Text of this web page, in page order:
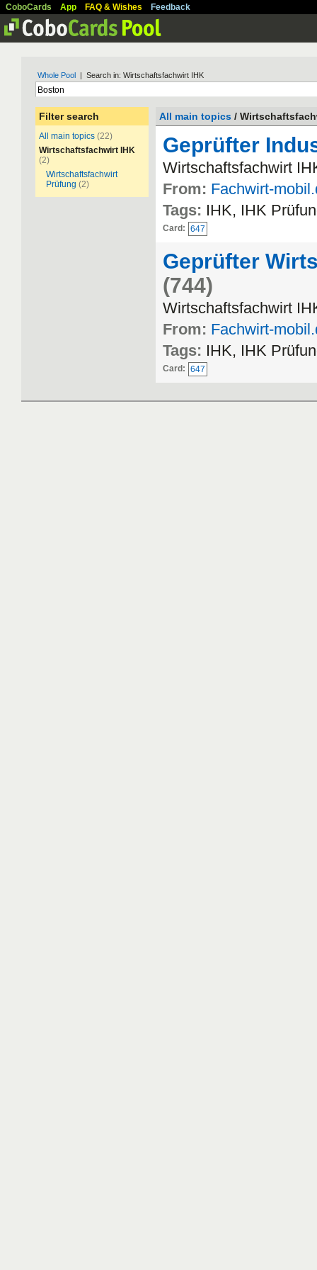
CoboCards App FAQ & Wishes Feedback
Whole Pool | Search in: Wirtschaftsfachwirt IHK
Filter search
All main topics (22)
Wirtschaftsfachwirt IHK
(2)
Wirtschaftsfachwirt
Prüfung (2)
All main topics /
Geprüfter
Wirtschaftsfachwirt
From: Fachwirt-
Tags: IHK, IHK
Card: 647
Geprüfter
(744)
Wirtschaftsfachwirt
From: Fachwirt-
Tags: IHK, IHK
Card: 647